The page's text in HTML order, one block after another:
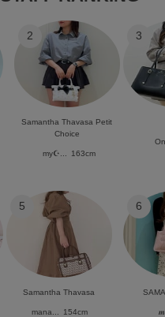
2
Samantha Thavasa Petit
Choice
my☪︎... 163cm
3
5
Samantha Thavasa
mana... 154cm
6